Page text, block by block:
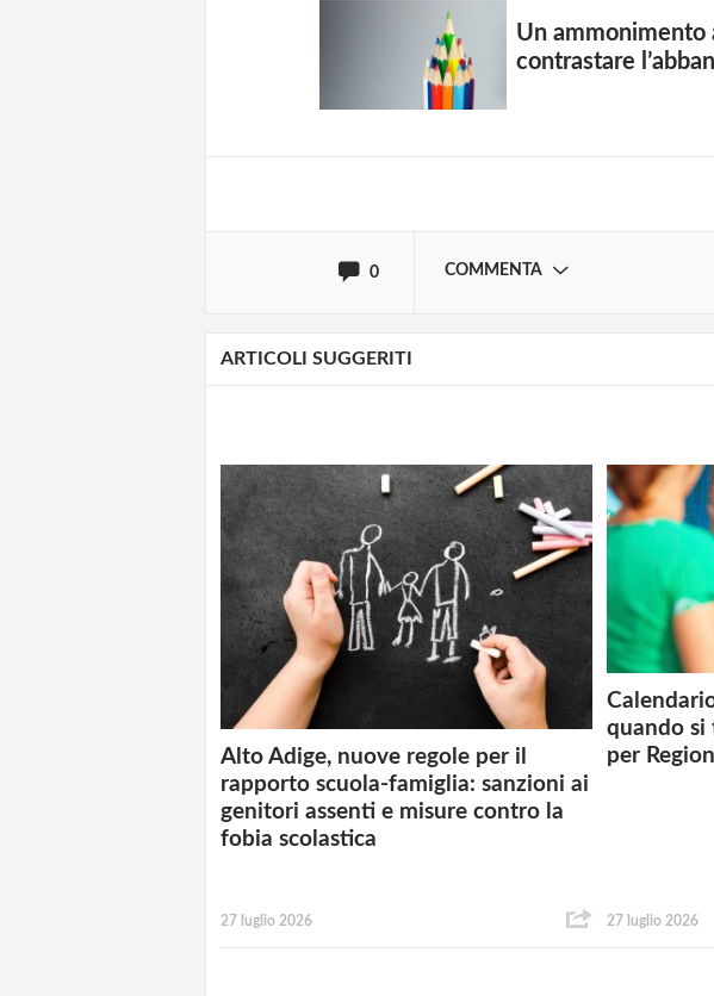
Un ammonimento
contrastare
0 COMMENTA
Solo gli utenti registrati possono
Login
ARTICOLI SUGGERITI
Alto Adige, nuove regole per il
rapporto scuola-famiglia: sanzioni ai
genitori assenti e misure contro la
fobia scolastica
27 luglio 2026
quando si
per
27 luglio 2026